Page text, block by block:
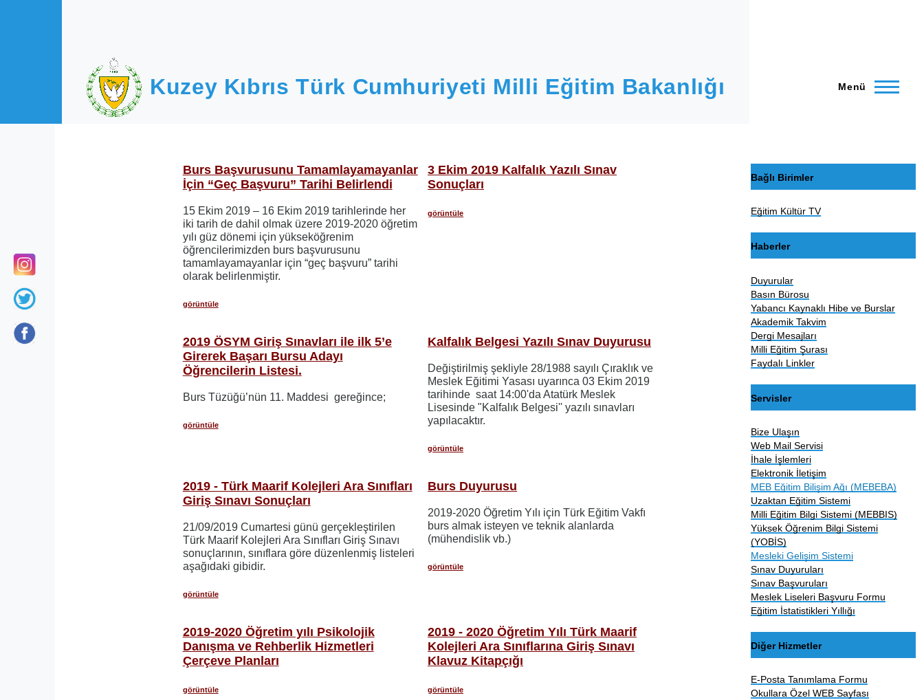
Kuzey Kıbrıs Türk Cumhuriyeti Milli Eğitim Bakanlığı Menü
Burs Başvurusunu Tamamlayamayanlar
İçin “Geç Başvuru” Tarihi Belirlendi
15 Ekim 2019 – 16 Ekim 2019 tarihlerinde her
iki tarih de dahil olmak üzere 2019-2020 öğretim
yılı güz dönemi için yükseköğrenim
öğrencilerimizden burs başvurusunu
tamamlayamayanlar için “geç başvuru” tarihi
olarak belirlenmiştir.
görüntüle
3 Ekim 2019 Kalfalık Yazılı Sınav
Sonuçları
görüntüle
2019 ÖSYM Giriş Sınavları ile ilk 5’e
Girerek Başarı Bursu Adayı
Öğrencilerin Listesi.
Burs Tüzüğü’nün 11. Maddesi gereğince;
görüntüle
Kalfalık Belgesi Yazılı Sınav Duyurusu
Değiştirilmiş şekliyle 28/1988 sayılı Çıraklık ve
Meslek Eğitimi Yasası uyarınca 03 Ekim 2019
tarihinde saat 14:00'da Atatürk Meslek
Lisesinde "Kalfalık Belgesi'' yazılı sınavları
yapılacaktır.
görüntüle
2019 - Türk Maarif Kolejleri Ara Sınıfları
Giriş Sınavı Sonuçları
21/09/2019 Cumartesi günü gerçekleştirilen
Türk Maarif Kolejleri Ara Sınıfları Giriş Sınavı
sonuçlarının, sınıflara göre düzenlenmiş listeleri
aşağıdaki gibidir.
görüntüle
Burs Duyurusu
2019-2020 Öğretim Yılı için Türk Eğitim Vakfı
burs almak isteyen ve teknik alanlarda
(mühendislik vb.)
görüntüle
2019-2020 Öğretim yılı Psikolojik
Danışma ve Rehberlik Hizmetleri
Çerçeve Planları
görüntüle
2019 - 2020 Öğretim Yılı Türk Maarif
Kolejleri Ara Sınıflarına Giriş Sınavı
Klavuz Kitapçığı
görüntüle
Bağlı Birimler
Eğitim Kültür TV
Haberler
Duyurular
Basın Bürosu
Yabancı Kaynaklı Hibe ve Burslar
Akademik Takvim
Dergi Mesajları
Milli Eğitim Şurası
Faydalı Linkler
Servisler
Bize Ulaşın
Web Mail Servisi
İhale İşlemleri
Elektronik İletişim
MEB Eğitim Bilişim Ağı (MEBEBA)
Uzaktan Eğitim Sistemi
Milli Eğitim Bilgi Sistemi (MEBBIS)
Yüksek Öğrenim Bilgi Sistemi
(YOBİS)
Mesleki Gelişim Sistemi
Sınav Duyuruları
Sınav Başvuruları
Meslek Liseleri Başvuru Formu
Eğitim İstatistikleri Yıllığı
Diğer Hizmetler
E-Posta Tanımlama Formu
Okullara Özel WEB Sayfası